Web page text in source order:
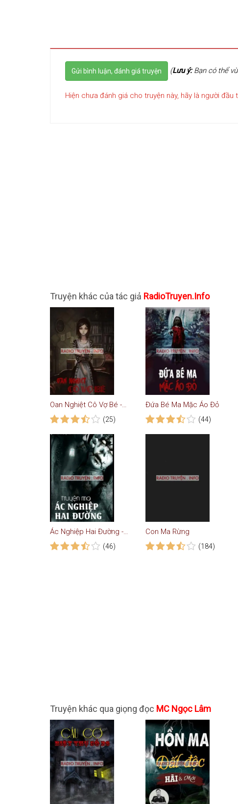
Gửi bình luận, đánh giá truyện (Lưu ý:Bạn có thể
Hiện chưa đánh giá cho truyện này, hãy là người đầu
Truyện khác của tác giả RadioTruyen.Info
Oan Nghiệt Cô Vợ Bé - Truyện Ma
(25)
Đứa Bé Ma Mặc Áo Đỏ
(44)
Ác Nghiệp Hai Đường - Truyện Ma
(46)
Con Ma Rừng
(184)
Truyện khác qua giọng đọc MC Ngọc Lâm